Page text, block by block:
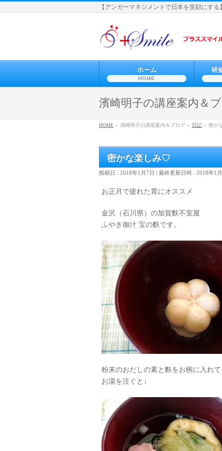
【アンガーマネジメントで日本を笑顔にす
ホーム
HOME
研
濱崎明子の講座案内＆
HOME » 濱崎明子の講座案内＆ブログ » 日記 » 密か
密かな楽しみ♡
投稿日 : 2018年1月7日 最終更新日時 : 2018年1
お正月で疲れた胃にオススメ
金沢（石川県）の加賀麩不室屋
ふやき御汁 宝の麩です。
粉末のおだしの素と麩をお椀に入れて
お湯を注ぐと↓